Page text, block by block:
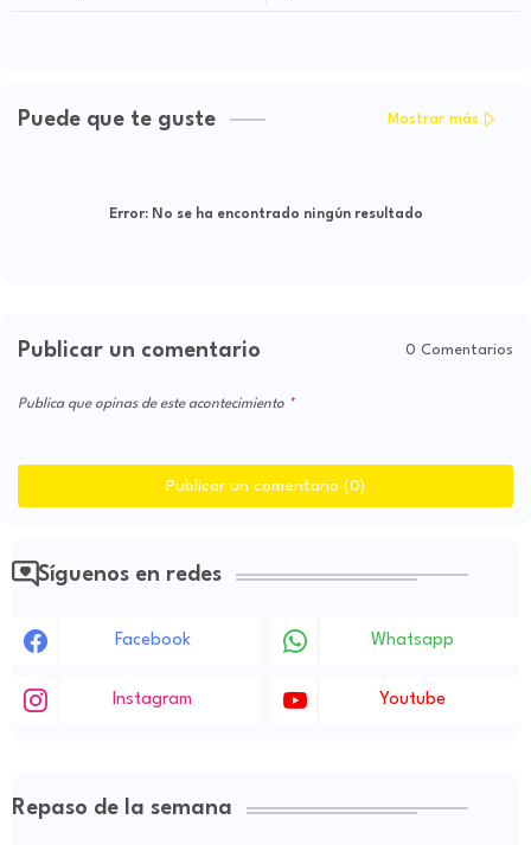
Puede que te guste Mostrar más
Error:No se ha encontrado ningún resultado
Publicar un comentario 0 Comentarios
Publica que opinas de este acontecimiento
Publicar un comentario (0)
Síguenos en redes
Facebook Whatsapp
Instagram Youtube
Repaso de la semana